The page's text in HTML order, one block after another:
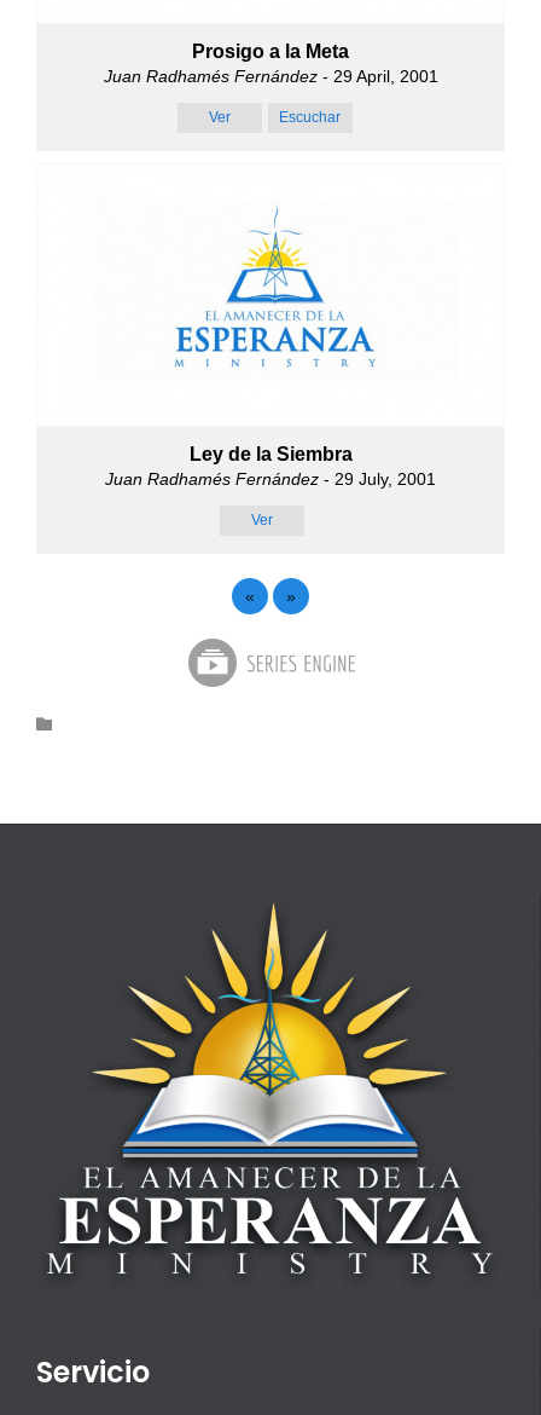
Prosigo a la Meta
Juan Radhamés Fernández- 29 April, 2001
Ver Escuchar
Ley de la Siembra
Juan Radhamés Fernández - 29 July, 2001
Ver
« »

Servicio